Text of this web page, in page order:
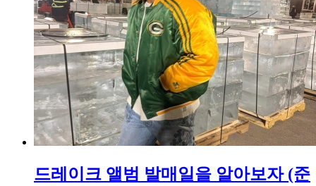
드레이크 앨범 발매일을 알아보자 (준